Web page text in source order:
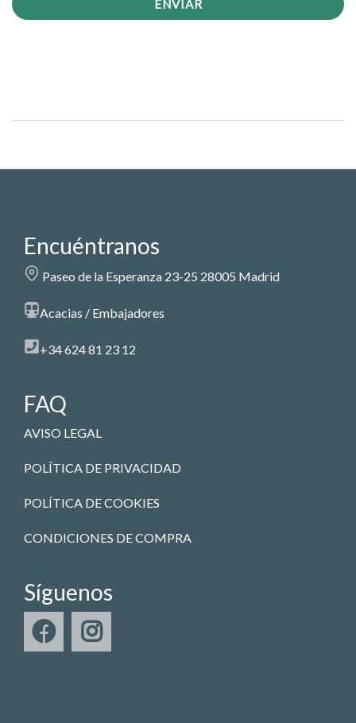
ENVIAR
Encuéntranos
Paseo de la Esperanza 23-25 28005 Madrid
Acacias / Embajadores
+34 624 81 23 12
FAQ
AVISO LEGAL
POLÍTICA DE PRIVACIDAD
POLÍTICA DE COOKIES
CONDICIONES DE COMPRA
Síguenos